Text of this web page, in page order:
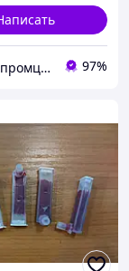
ТОВ "Укрпромцентр ЛТД" 97%